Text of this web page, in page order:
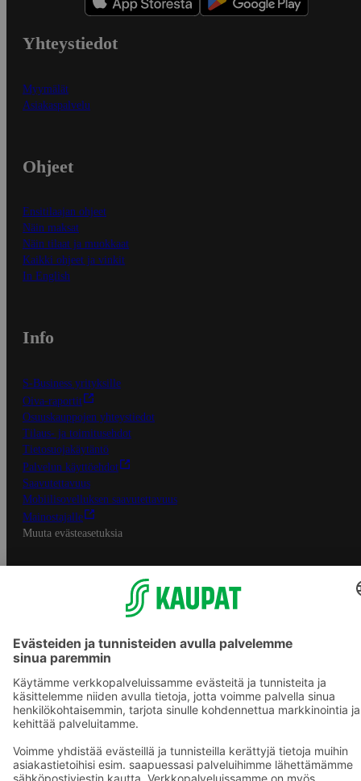
Yhteystiedot
Myymälät
Asiakaspalvelu
Ohjeet
Ensitilaajan ohjeet
Näin maksat
Näin tilaat ja muokkaat
Kaikki ohjeet ja vinkit
In English
Info
S-Business yrityksille
Oiva-raportit
Osuuskauppojen yhteystiedot
Tilaus- ja toimitusehdot
Tietosuojakäytäntö
Palvelun käyttöehdot
Saavutettavuus
Mobiilisovelluksen saavutettavuus
Mainostajalle
Muuta evästeasetuksia
S-ryhmän palvelut
S-ryhmä
Asiakasomistajuus
Yhteishyvä Ruoka -sovellus
S-ostoslista -sovellus
Prisma.fi
Sokos.fi
S-Pankki
Yhteishyvä